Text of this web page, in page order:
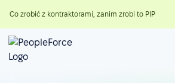
Co zrobić z kontraktorami, zanim zrobi to PIP